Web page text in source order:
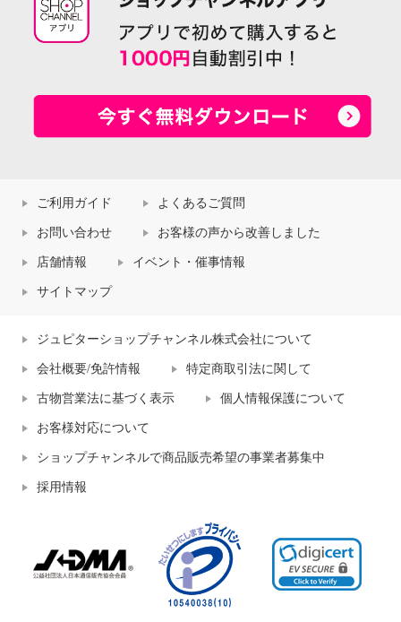
ご利用ガイド よくあるご質問
お問い合わせ お客様の声から改善しました
店舗情報 イベント・催事情報
サイトマップ
ジュピターショップチャンネル株式会社について
会社概要/免許情報 特定商取引法に関して
古物営業法に基づく表示 個人情報保護について
お客様対応について
ショップチャンネルで商品販売希望の事業者募集中
採用情報